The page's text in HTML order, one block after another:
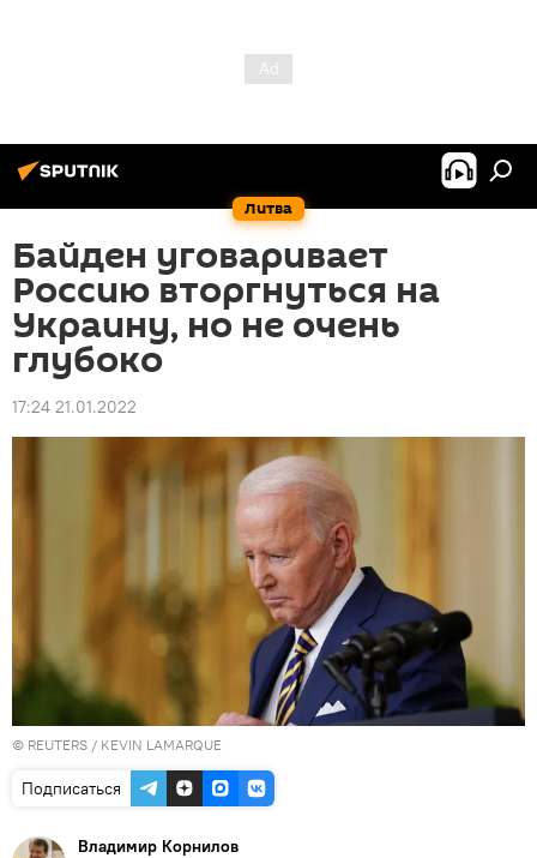
Литва
Байден уговаривает
Россию вторгнуться на
Украину, но не очень
глубоко
17:24 21.01.2022
© REUTERS / KEVIN LAMARQUE
Подписаться
Владимир Корнилов